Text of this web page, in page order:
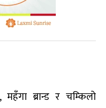
ब्रान्ड र चम्किलो